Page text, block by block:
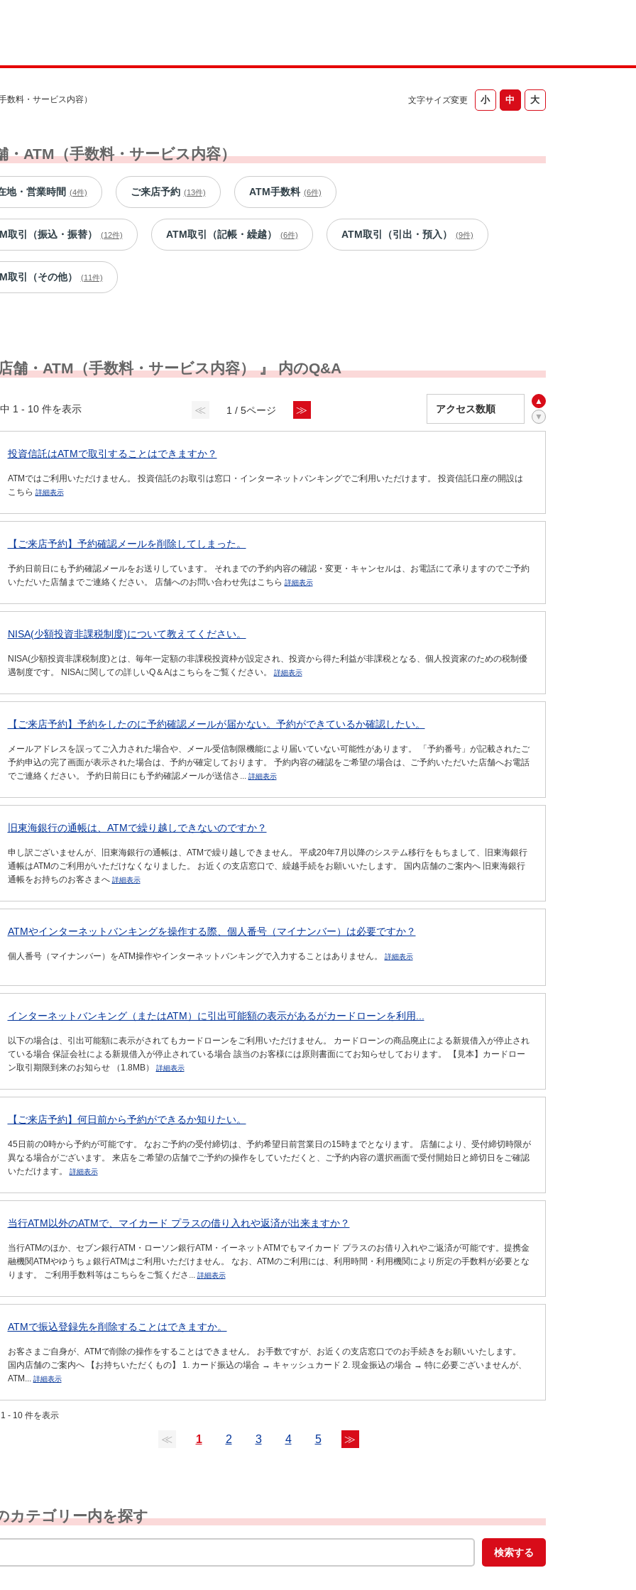
文字サイズ変更
数料・サービス内容）
・ATM（手数料・サービス内容）
地・営業時間 (4件) ご来店予約 (13件) ATM手数料 (6件)
取引（振込・振替） (12件) ATM取引（記帳・繰越） (6件) ATM取引（引出・預入） (9件)
取引（その他） (11件)
舗・ATM（手数料・サービス内容） 』 内のQ&A
1 - 10 件を表示 ≪ 1 / 5ページ ≫
投資信託はATMで取引することはできますか？
ATMではご利用いただけません。 投資信託のお取引は窓口・インターネットバンキングでご利用いただけます。 投資信託口座の開設は
こちら 詳細表示
【ご来店予約】予約確認メールを削除してしまった。
予約日前日にも予約確認メールをお送りしています。 それまでの予約内容の確認・変更・キャンセルは、お電話にて承りますのでご予約
いただいた店舗までご連絡ください。 店舗へのお問い合わせ先はこちら 詳細表示
NISA(少額投資非課税制度)について教えてください。
NISA(少額投資非課税制度)とは、毎年一定額の非課税投資枠が設定され、投資から得た利益が非課税となる、個人投資家のための税制優
遇制度です。 NISAに関しての詳しいQ＆Aはこちらをご覧ください。
詳細表示
【ご来店予約】予約をしたのに予約確認メールが届かない。予約ができているか確認したい。
メールアドレスを誤ってご入力された場合や、メール受信制限機能により届いていない可能性があります。 「予約番号」が記載されたご
予約申込の完了画面が表示された場合は、予約が確定しております。 予約内容の確認をご希望の場合は、ご予約いただいた店舗へお電話
でご連絡ください。 予約日前日にも予約確認メールが送信さ... 詳細表示
旧東海銀行の通帳は、ATMで繰り越しできないのですか？
申し訳ございませんが、旧東海銀行の通帳は、ATMで繰り越しできません。 平成20年7月以降のシステム移行をもちまして、旧東海銀行
通帳はATMのご利用がいただけなくなりました。 お近くの支店窓口で、繰越手続をお願いいたします。 国内店舗のご案内へ 旧東海銀行
通帳をお持ちのお客さまへ 詳細表示
ATMやインターネットバンキングを操作する際、個人番号（マイナンバー）は必要ですか？
個人番号（マイナンバー）をATM操作やインターネットバンキングで入力することはありません。 詳細表示
インターネットバンキング（またはATM）に引出可能額の表示があるがカードローンを利用...
以下の場合は、引出可能額に表示がされてもカードローンをご利用いただけません。 カードローンの商品廃止による新規借入が停止され
ている場合 保証会社による新規借入が停止されている場合 該当のお客様には原則書面にてお知らせしております。 【見本】カードロー
ン取引期限到来のお知らせ （1.8MB）
詳細表示
【ご来店予約】何日前から予約ができるか知りたい。
45日前の0時から予約が可能です。 なおご予約の受付締切は、予約希望日前営業日の15時までとなります。 店舗により、受付締切時限が
異なる場合がございます。 来店をご希望の店舗でご予約の操作をしていただくと、ご予約内容の選択画面で受付開始日と締切日をご確認
いただけます。
詳細表示
当行ATM以外のATMで、マイカード プラスの借り入れや返済が出来ますか？
当行ATMのほか、セブン銀行ATM・ローソン銀行ATM・イーネットATMでもマイカード プラスのお借り入れやご返済が可能です。提携金
融機関ATMやゆうちょ銀行ATMはご利用いただけません。 なお、ATMのご利用には、利用時間・利用機関により所定の手数料が必要とな
ります。 ご利用手数料等はこちらをご覧くださ... 詳細表示
ATMで振込登録先を削除することはできますか。
お客さまご自身が、ATMで削除の操作をすることはできません。 お手数ですが、お近くの支店窓口でのお手続きをお願いいたします。
国内店舗のご案内へ 【お持ちいただくもの】 1. カード振込の場合 → キャッシュカード 2. 現金振込の場合 → 特に必要ございませんが、
ATM... 詳細表示
- 10 件を表示
≪ 1 2 3 4 5 ≫
カテゴリー内を探す